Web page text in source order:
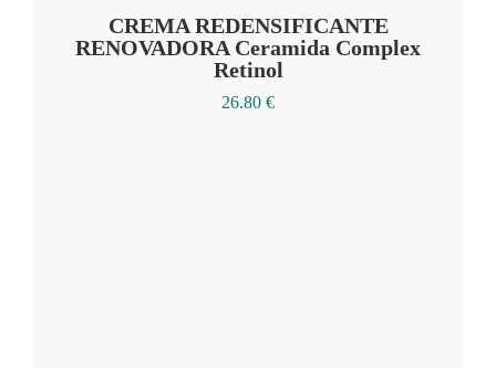
CREMA REDENSIFICANTE
RENOVADORA Ceramida Complex
Retinol
26.80 €